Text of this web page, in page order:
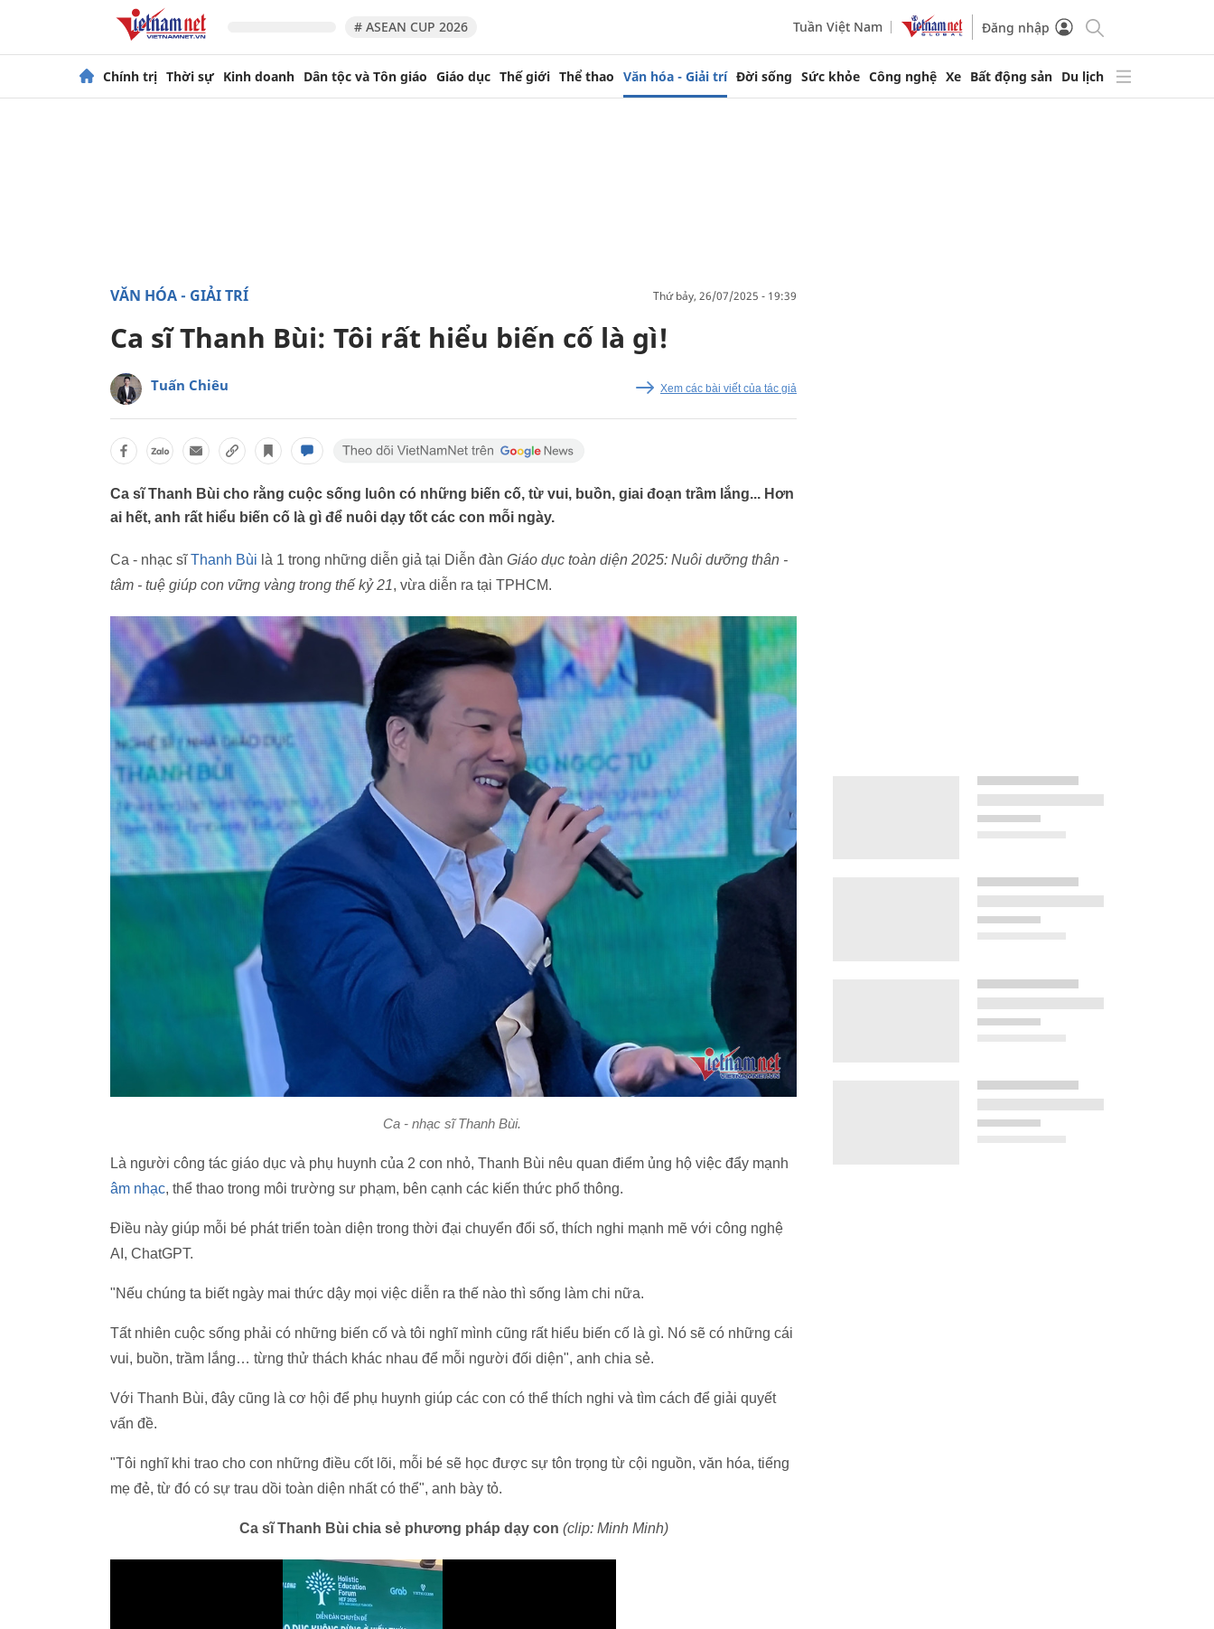
# ASEAN CUP 2026 Tuần Việt Nam Đăng nhập
Chính trị Thời sự Kinh doanh Dân tộc và Tôn giáo Giáo dục Thế giới Thể thao Văn hóa - Giải trí Đời sống Sức khỏe Công nghệ Xe Bất động sản Du lịch
VĂN HÓA - GIẢI TRÍ thứ bảy, 26/07/2025 - 19:39
Ca sĩ Thanh Bùi: Tôi rất hiểu biến cố là gì!
Tuấn Chiêu Xem các bài viết của tác giả
Ca sĩ Thanh Bùi cho rằng cuộc sống luôn có những biến cố, từ vui, buồn, giai đoạn trầm lắng... Hơn
ai hết, anh rất hiểu biến cố là gì để nuôi dạy tốt các con mỗi ngày.
Ca - nhạc sĩThanh Bùi là 1 trong những diễn giả tại Diễn đàn Giáo dục toàn diện 2025: Nuôi dưỡng thân -
tâm - tuệ giúp con vững vàng trong thế kỷ 21, vừa diễn ra tại TPHCM.
Ca - nhạc sĩ Thanh Bùi.
Là người công tác giáo dục và phụ huynh của 2 con nhỏ, Thanh Bùi nêu quan điểm ủng hộ việc đẩy mạnh
âm nhạc, thể thao trong môi trường sư phạm, bên cạnh các kiến thức phổ thông.
Điều này giúp mỗi bé phát triển toàn diện trong thời đại chuyển đổi số, thích nghi mạnh mẽ với công nghệ
AI, ChatGPT.
"Nếu chúng ta biết ngày mai thức dậy mọi việc diễn ra thế nào thì sống làm chi nữa.
Tất nhiên cuộc sống phải có những biến cố và tôi nghĩ mình cũng rất hiểu biến cố là gì. Nó sẽ có những cái
vui, buồn, trầm lắng… từng thử thách khác nhau để mỗi người đối diện", anh chia sẻ.
Với Thanh Bùi, đây cũng là cơ hội để phụ huynh giúp các con có thể thích nghi và tìm cách để giải quyết
vấn đề.
"Tôi nghĩ khi trao cho con những điều cốt lõi, mỗi bé sẽ học được sự tôn trọng từ cội nguồn, văn hóa, tiếng
mẹ đẻ, từ đó có sự trau dồi toàn diện nhất có thể", anh bày tỏ.
Ca sĩ Thanh Bùi chia sẻ phương pháp dạy con (clip: Minh Minh)